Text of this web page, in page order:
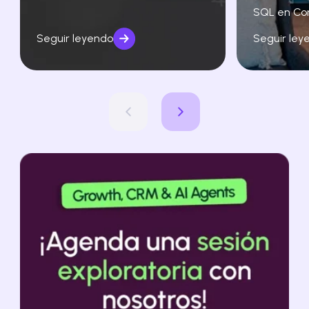
Seguir leyendo
SQL en
Seguir